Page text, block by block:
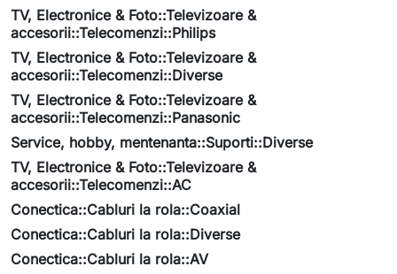
TV, Electronice & Foto::Televizoare &
accesorii::Telecomenzi::Philips
TV, Electronice & Foto::Televizoare &
accesorii::Telecomenzi::Diverse
TV, Electronice & Foto::Televizoare &
accesorii::Telecomenzi::Panasonic
Service, hobby, mentenanta::Suporti::Diverse
TV, Electronice & Foto::Televizoare &
accesorii::Telecomenzi::AC
Conectica::Cabluri la rola::Coaxial
Conectica::Cabluri la rola::Diverse
Conectica::Cabluri la rola::AV